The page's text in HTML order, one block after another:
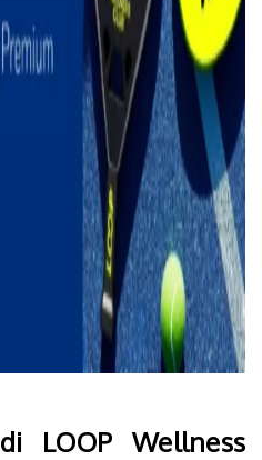
di LOOP Wellness